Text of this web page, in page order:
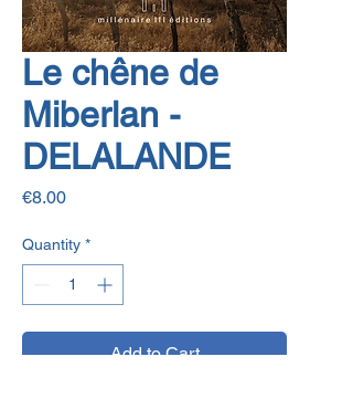
Le chêne de
Miberlan -
DELALANDE
€8.00Price
Quantity *
Add to Cart